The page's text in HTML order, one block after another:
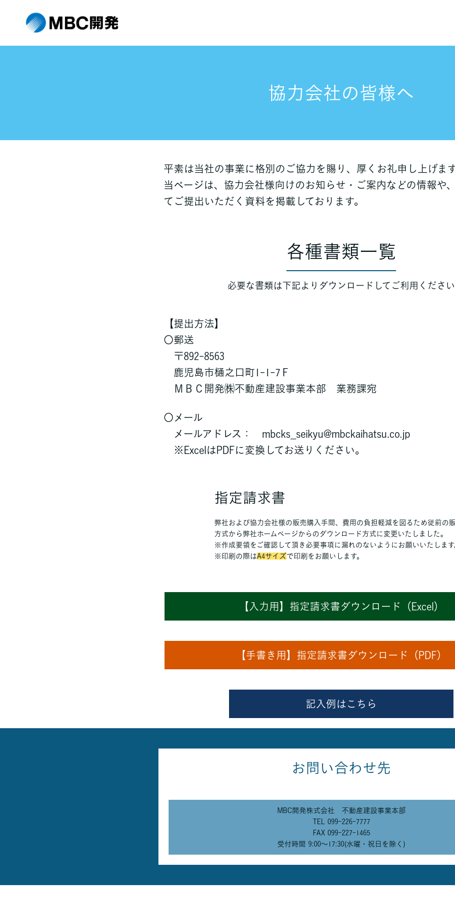
協力会社の皆様へ
平素は当社の事業に格別のご協力を賜り、厚くお礼申し上げま
当ページは、協力会社様向けのお知らせ・ご案内などの情報や
てご提出いただく資料を掲載しております。
各種書類一覧
必要な書類は下記よりダウンロードしてご利用ください
【提出方法】
〇郵送
〒892-8563
鹿児島市樋之口町1-1-7Ｆ
ＭＢＣ開発㈱不動産建設事業本部 業務課宛
〇メール
メールアドレス： mbcks_seikyu@mbckaihatsu.co.jp
※ExcelはPDFに変換してお送りください。
指定請求書
弊社および協力会社様の販売購入手間、費用の負担軽減を図るため従前の
方式から弊社ホームページからのダウンロード方式に変更いたしました。
※作成要領をご確認して頂き必要事項に漏れのないようにお願いいたしま
※印刷の際はA4サイズで印刷をお願いします。
【入力用】指定請求書ダウンロード（Excel）
【手書き用】指定請求書ダウンロード（PDF）
記入例はこちら
お問い合わせ先
MBC開発株式会社 不動産建設事業本部
TEL 099-226-7777
FAX 099-227-1465
受付時間 9:00〜17:30(水曜・祝日を除く)